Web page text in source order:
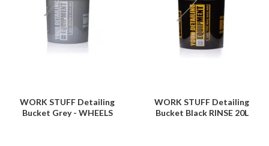
WORK STUFF Detailing
Bucket Grey - WHEELS
WORK STUFF Detailing
Bucket Black RINSE 20L